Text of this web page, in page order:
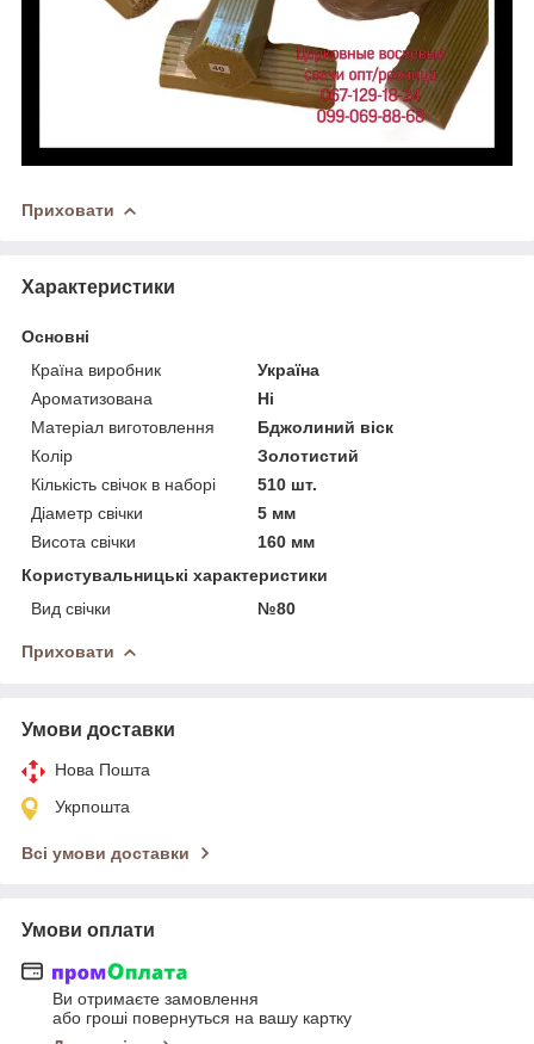
Приховати
Характеристики
Основні
Країна виробник
Україна
Ароматизована
Ні
Матеріал виготовлення
Бджолиний віск
Колір
Золотистий
Кількість свічок в наборі
510 шт.
Діаметр свічки
5 мм
Висота свічки
160 мм
Користувальницькі характеристики
Вид свічки
№80
Приховати
Умови доставки
Нова Пошта
Укрпошта
Всі умови доставки
Умови оплати
Ви отримаєте замовлення
або гроші повернуться на вашу картку